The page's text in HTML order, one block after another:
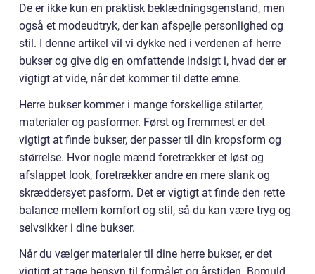
De er ikke kun en praktisk beklædningsgenstand, men
også et modeudtryk, der kan afspejle personlighed og
stil. I denne artikel vil vi dykke ned i verdenen af herre
bukser og give dig en omfattende indsigt i, hvad der er
vigtigt at vide, når det kommer til dette emne.
Herre bukser kommer i mange forskellige stilarter,
materialer og pasformer. Først og fremmest er det
vigtigt at finde bukser, der passer til din kropsform og
størrelse. Hvor nogle mænd foretrækker et løst og
afslappet look, foretrækker andre en mere slank og
skræddersyet pasform. Det er vigtigt at finde den rette
balance mellem komfort og stil, så du kan være tryg og
selvsikker i dine bukser.
Når du vælger materialer til dine herre bukser, er det